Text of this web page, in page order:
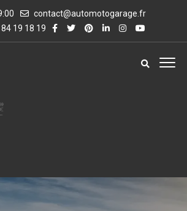
contact@automotogarage.fr
19 18 19